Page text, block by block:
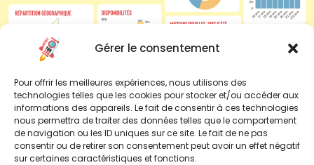
Gérer le consentement
Pour offrir les meilleures expériences, nous utilisons des
technologies telles que les cookies pour stocker et/ou accéder aux
informations des appareils. Le fait de consentir à ces technologies
nous permettra de traiter des données telles que le comportement
de navigation ou les ID uniques sur ce site. Le fait de ne pas
consentir ou de retirer son consentement peut avoir un effet négatif
sur certaines caractéristiques et fonctions.
Source :Décoll’tonJob. inscriptions des jeunesàl’opération Décoll’ton
Job
tudiant 2025, traitement février 2026